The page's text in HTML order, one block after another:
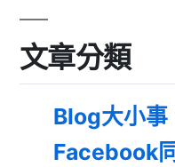
文章分類
Blog大小事
Facebook